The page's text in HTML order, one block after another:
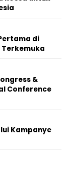
di
Terkemuka
&
Conference
Kampanye